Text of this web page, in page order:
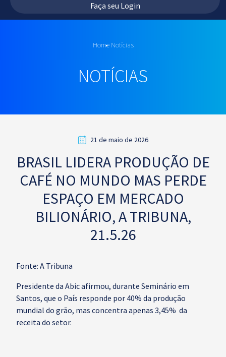
Faça seu Login
Home Notícias
NOTÍCIAS
21 de maio de 2026
BRASIL LIDERA PRODUÇÃO DE
CAFÉ NO MUNDO MAS PERDE
ESPAÇO EM MERCADO
BILIONÁRIO, A TRIBUNA,
21.5.26
Fonte: A Tribuna
Presidente da Abic afirmou, durante Seminário em
Santos, que o País responde por 40% da produção
mundial do grão, mas concentra apenas 3,45% da
receita do setor.